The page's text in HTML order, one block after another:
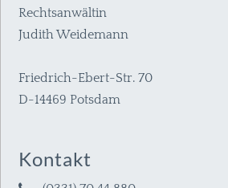
Rechtsanwältin
Judith Weidemann
Friedrich-Ebert-Str. 70
D-14469 Potsdam
Kontakt